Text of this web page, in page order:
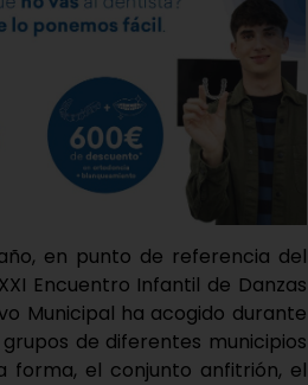
en punto de referencia del
Encuentro Infantil de Danzas
Municipal ha acogido durante
de diferentes municipios
el conjunto anfitrión, el